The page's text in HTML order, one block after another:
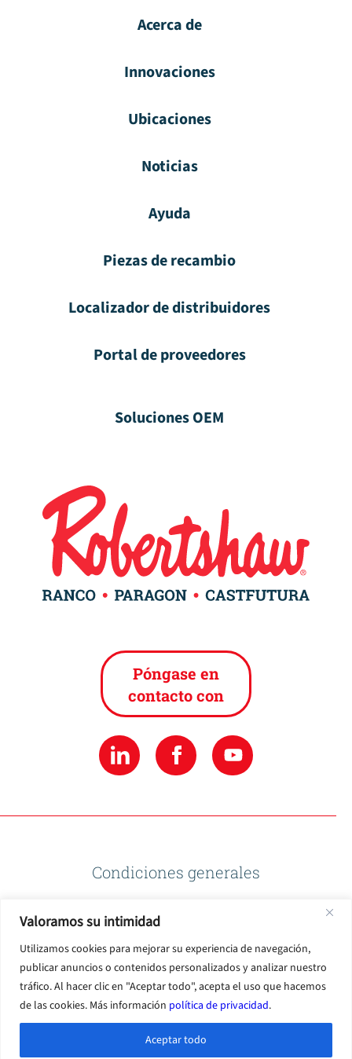
Valoramos su intimidad
Utilizamos cookies para mejorar su experiencia de navegación,
publicar anuncios o contenidos personalizados y analizar nuestro
tráfico. Al hacer clic en "Aceptar todo", acepta el uso que hacemos
de las cookies. Más información política de privacidad.
Aceptar todo
Acerca de
Innovaciones
Ubicaciones
Noticias
Ayuda
Piezas de recambio
Localizador de distribuidores
Portal de proveedores
Soluciones OEM
Póngase en
contacto con
Condiciones generales
Política de privacidad
Condiciones de uso